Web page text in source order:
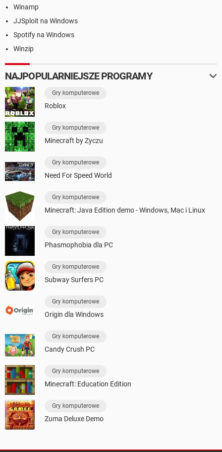
Winamp
JJSploit na Windows
Spotify na Windows
Winzip
NAJPOPULARNIEJSZE PROGRAMY
Gry komputerowe
Roblox
Gry komputerowe
Minecraft by Zyczu
Gry komputerowe
Need For Speed World
Gry komputerowe
Minecraft: Java Edition demo - Windows, Mac i Linux
Gry komputerowe
Phasmophobia dla PC
Gry komputerowe
Subway Surfers PC
Gry komputerowe
Origin dla Windows
Gry komputerowe
Candy Crush PC
Gry komputerowe
Minecraft: Education Edition
Gry komputerowe
Zuma Deluxe Demo